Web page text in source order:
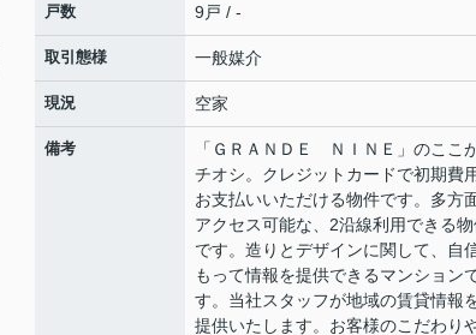
戸数 9戸 / -
取引態様 一般媒介
現況 空家
備考
「ＧＲＡＮＤＥ ＮＩＮＥ」のここ
チオシ。クレジットカードで初期費
お支払いいただける物件です。多方
アクセス可能な、2沿線利用できる
です。造りとデザインに関して、自
もって情報を提供できるマンション
す。当社スタッフが地域の賃貸情報
提供いたします。お客様のこだわり